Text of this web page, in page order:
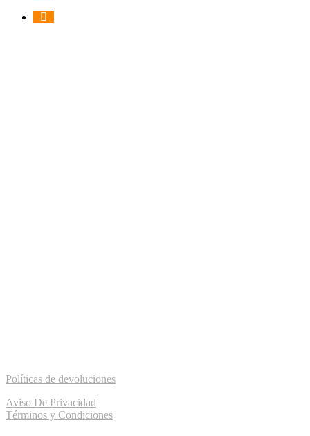
Políticas de devoluciones
Aviso De Privacidad
Términos y Condiciones